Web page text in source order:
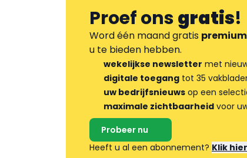
Proef onsgratis!
Word één maand gratis
u te bieden hebben.
wekelijkse newsletter met
digitale toegang tot 35
uw bedrijfsnieuws op een
maximale zichtbaarheid voor
Probeer nu
Heeft u al een abonnement? Klik